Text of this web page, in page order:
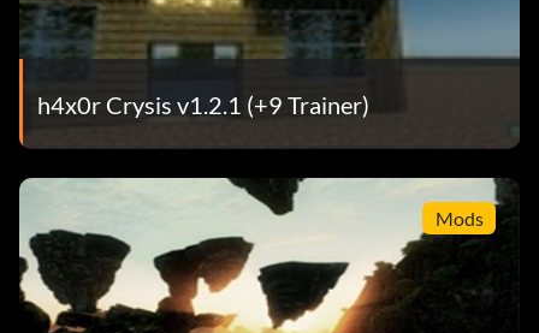
h4x0r Crysis v1.2.1 (+9 Trainer)
Mods